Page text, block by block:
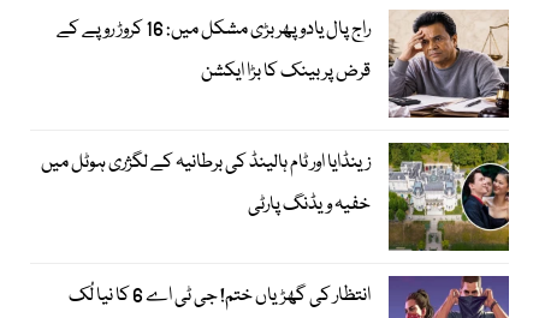
راج پال یادو پھر بڑی مشکل میں: 16 کروڑ روپے کے
قرض پر بینک کا بڑا ایکشن
زینڈایا اور ٹام ہالینڈ کی برطانیہ کے لگژری ہوٹل میں
خفیہ ویڈنگ پارٹی
انتظار کی گھڑیاں ختم! جی ٹی اے 6 کا نیا لُک